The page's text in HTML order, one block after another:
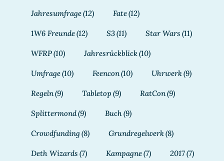
Jahresumfrage(12) Fate(12)
1W6 Freunde(12) S3(11) Star Wars (11)
WFRP(10) Jahresrückblick(10)
Umfrage(10) Feencon(10) Uhrwerk(9)
Regeln(9) Tabletop (9) RatCon(9)
Splittermond(9) Buch(9)
Crowdfunding (8) Grundregelwerk(8)
Deth Wizards (7) Kampagne(7) 2017(7)